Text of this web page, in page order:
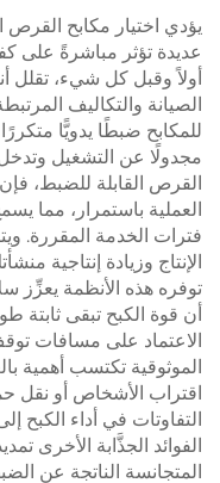
يؤدي اختيار مكابح القرص
عديدة تؤثر مباشرةً على
أولاً وقبل كل شيء، تقلل
الصيانة والتكاليف
للمكابح ضبطًا يدويًّا
مجدولًا عن التشغيل
القرص القابلة للضبط،
العملية باستمرار، مما
فترات الخدمة المقررة.
الإنتاج وزيادة إنتاجية
توفره هذه الأنظمة يعزِّز
أن قوة الكبح تبقى ثابتة
الاعتماد على مسافات
الموثوقية تكتسب أهمية
اقتراب الأشخاص أو نقل
التفاوتات في أداء
الفوائد الجذَّابة الأخرى
المتجانسة الناتجة عن